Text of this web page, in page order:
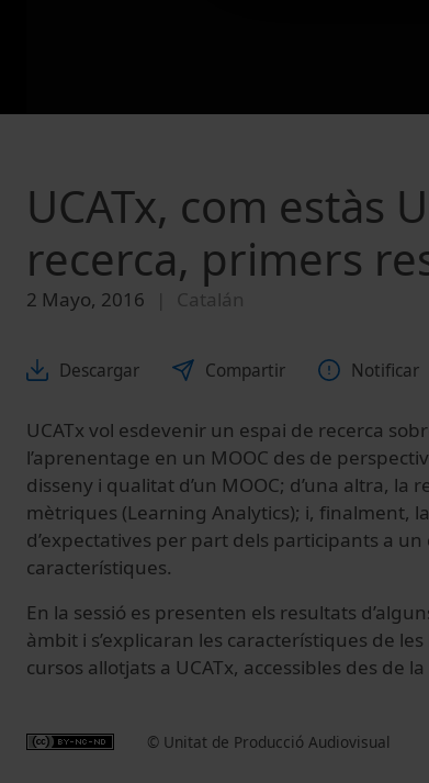
UCATx, com estàs
recerca, primers
2 Mayo, 2016 Catalán
Descargar Compartir Notificar
UCATx vol esdevenir un espai de recerca
l’aprenentage en un MOOC des de
disseny i qualitat d’un MOOC; d’una altra, la
mètriques (Learning Analytics); i, finalment,
d’expectatives per part dels participants a un
característiques.
En la sessió es presenten els resultats
àmbit i s’explicaran les característiques de
cursos allotjats a UCATx, accessibles des de
© Unitat de Producció Audiovisual